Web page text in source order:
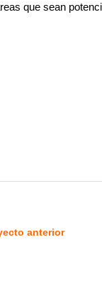
que sean
anterior